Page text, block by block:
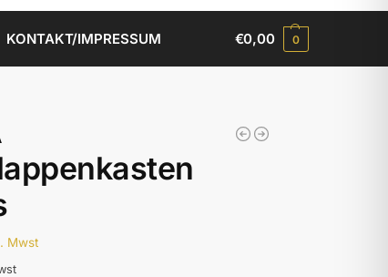
KONTAKT/IMPRESSUM €0,00 0
Mwst